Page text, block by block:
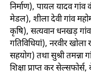
निर्माण), पायल यादव गांव
मेडल), शीला देवी गांव
कृषि), सत्यवान धनखड़
गतिविधियां), नरवीर
सहयोग) तथा सुश्री
शिक्षा प्राप्त कर